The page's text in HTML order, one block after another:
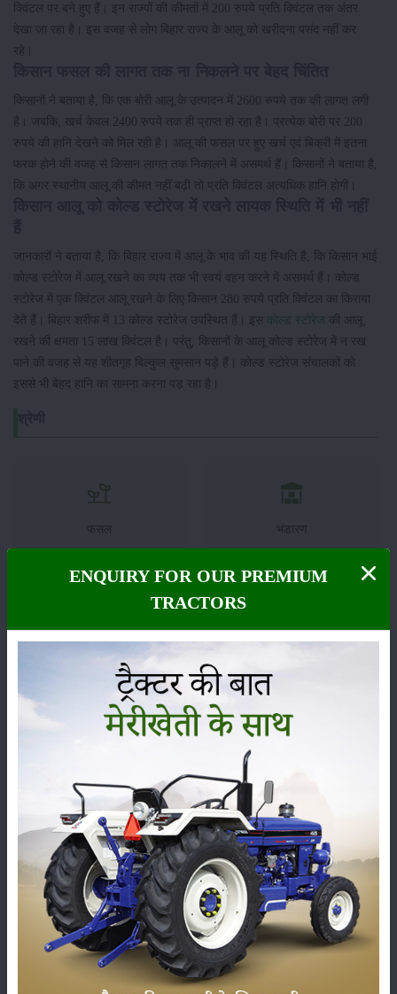
क्विंटल पर बने हुए हैं। इन राज्यों की कीमतों में 200 रुपये प्रति क्विंटल तक अंतर
देखा जा रहा है। इस वजह से लोग बिहार राज्य के आलू को खरीदना पसंद नहीं कर
रहे।
किसानों ने बताया है, कि एक बोरी आलू के उत्पादन में 2600 रुपये तक की लागत लगी
है। जबकि, खर्च केवल 2400 रुपये तक ही प्राप्त हो रहा है। प्रत्येक बोरी पर 200
रुपये की हानि देखने को मिल रही है। आलू की फसल पर हुए खर्च एवं बिक्री में इतना
फरक होने की वजह से किसान लागत तक निकालने में असमर्थ हैं। किसानों ने बताया है,
कि अगर स्थानीय आलू की कीमत नहीं बढ़ी तो प्रति क्विंटल अत्यधिक हानि होगी।
जानकारों ने बताया है, कि बिहार राज्य में आलू के भाव की यह स्थिति है, कि किसान भाई
कोल्ड स्टोरेज में आलू रखने का व्यय तक भी स्वयं वहन करने में असमर्थ हैं। कोल्ड
स्टोरेज में एक क्विंटल आलू रखने के लिए किसान 280 रुपये प्रति क्विंटल का किराया
देते हैं। बिहार शरीफ में 13 कोल्ड स्टोरेज उपस्थित हैं। इस
कोल्ड स्टोरेज
की आलू
रखने की क्षमता 15 लाख क्विंटल है। परंतु, किसानों के आलू कोल्ड स्टोरेज में न रख
पाने की वजह से यह शीतगृह बिल्कुल सुमसान पड़े हैं। कोल्ड स्टोरेज संचालकों को
इससे भी बेहद हानि का सामना करना पड़ रहा है।
फसल भंडारण
कीटनाशक पशुपालन
कृषि यंत्र समाचार
सम्पादकीय अन्य
पूसा बासमती 1882: सूखे में भी बेहतरीन उत्पादन देने वाली
भारत की पहली सूखा-सहिष्णु बासमती किस्म
22-Jun-2026
करेले की खेती कैसे करें: होगी लाखों रुपए की कमाई
ENQUIRY FOR OUR PREMIUM
TRACTORS